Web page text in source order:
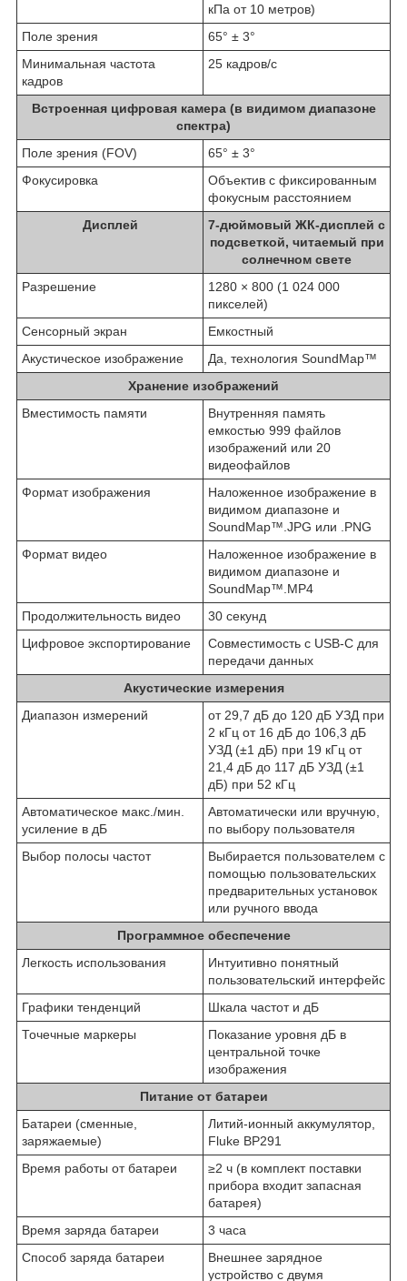
кПа от 10 метров)
Поле зрения
65° ± 3°
Минимальная частота
кадров
25 кадров/с
Встроенная цифровая камера (в видимом диапазоне
спектра)
Поле зрения (FOV)
65° ± 3°
Фокусировка
Объектив с фиксированным
фокусным расстоянием
Дисплей
7-дюймовый ЖК-дисплей с
подсветкой, читаемый при
солнечном свете
Разрешение
1280 × 800 (1 024 000
пикселей)
Сенсорный экран
Емкостный
Акустическое изображение
Да, технология SoundMap™
Хранение изображений
Вместимость памяти
Внутренняя память
емкостью 999 файлов
изображений или 20
видеофайлов
Формат изображения
Наложенное изображение в
видимом диапазоне и
SoundMap™.JPG или .PNG
Формат видео
Наложенное изображение в
видимом диапазоне и
SoundMap™.MP4
Продолжительность видео
30 секунд
Цифровое экспортирование
Совместимость с USB-C для
передачи данных
Акустические измерения
Диапазон измерений
от 29,7 дБ до 120 дБ УЗД при
2 кГц от 16 дБ до 106,3 дБ
УЗД (±1 дБ) при 19 кГц от
21,4 дБ до 117 дБ УЗД (±1
дБ) при 52 кГц
Автоматическое макс./мин.
усиление в дБ
Автоматически или вручную,
по выбору пользователя
Выбор полосы частот
Выбирается пользователем с
помощью пользовательских
предварительных установок
или ручного ввода
Программное обеспечение
Легкость использования
Интуитивно понятный
пользовательский интерфейс
Графики тенденций
Шкала частот и дБ
Точечные маркеры
Показание уровня дБ в
центральной точке
изображения
Питание от батареи
Батареи (сменные,
заряжаемые)
Литий-ионный аккумулятор,
Fluke BP291
Время работы от батареи
≥2 ч (в комплект поставки
прибора входит запасная
батарея)
Время заряда батареи
3 часа
Способ заряда батареи
Внешнее зарядное
устройство с двумя